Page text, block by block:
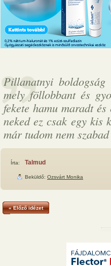
Pillanatnyi
mely föllobbant és
fekete hamu maradt
neked ez csak egy kis
már tudom nem
Írta: Talmud
Beküldő: Ozsvárt Monika
« Előző idézet